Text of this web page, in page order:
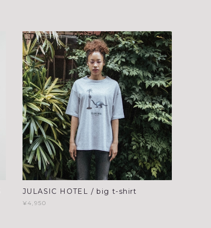
JULASIC HOTEL / big t-shirt
¥4,950